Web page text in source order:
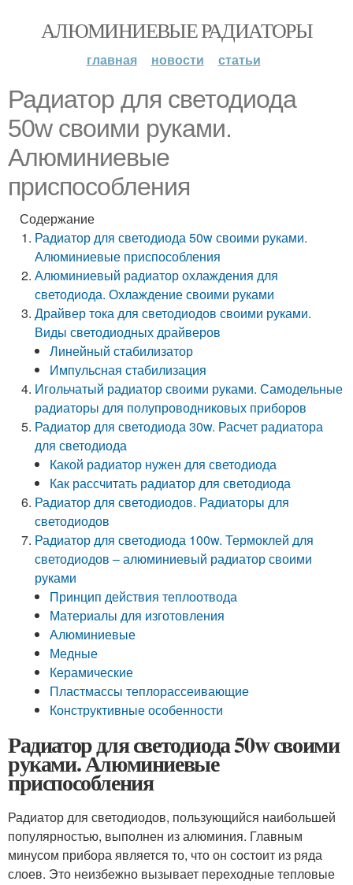
АЛЮМИНИЕВЫЕ РАДИАТОРЫ
главная новости статьи
Радиатор для светодиода
50w своими руками.
Алюминиевые
приспособления
Содержание
Радиатор для светодиода 50w своими руками.
Алюминиевые приспособления
Алюминиевый радиатор охлаждения для
светодиода. Охлаждение своими руками
Драйвер тока для светодиодов своими руками.
Виды светодиодных драйверов
Линейный стабилизатор
Импульсная стабилизация
Игольчатый радиатор своими руками. Самодельные
радиаторы для полупроводниковых приборов
Радиатор для светодиода 30w. Расчет радиатора
для светодиода
Какой радиатор нужен для светодиода
Как рассчитать радиатор для светодиода
Радиатор для светодиодов. Радиаторы для
светодиодов
Радиатор для светодиода 100w. Термоклей для
светодиодов – алюминиевый радиатор своими
руками
Принцип действия теплоотвода
Материалы для изготовления
Алюминиевые
Медные
Керамические
Пластмассы теплорассеивающие
Конструктивные особенности
Радиатор для светодиода 50w своими
руками. Алюминиевые
приспособления
Радиатор для светодиодов, пользующийся наибольшей
популярностью, выполнен из алюминия. Главным
минусом прибора является то, что он состоит из ряда
слоев. Это неизбежно вызывает переходные тепловые